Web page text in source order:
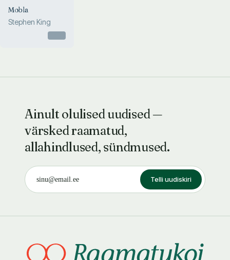
Mobla
Stephen King
Ainult olulised uudised —
värsked raamatud,
allahindlused, sündmused.
Telli uudiskiri